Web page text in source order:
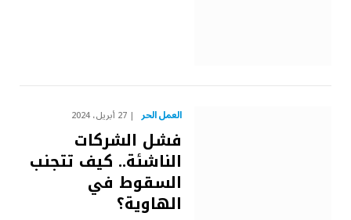
العمل الحر 27 أبريل، 2024
فشل الشركات
الناشئة.. كيف تتجنب
السقوط في
الهاوية؟